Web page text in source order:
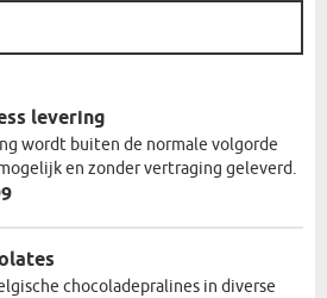
levering
wordt buiten de normale volgorde
en zonder vertraging geleverd.
chocoladepralines in diverse